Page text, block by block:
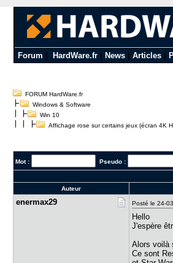
Forum HardWare.fr| News| Articles|
FORUM HardWare.fr
Windows & Software
Win 10
Affichage rose sur certains jeux (écran 4K
Mot : Pseudo :
Auteur
enermax29 Posté le 24-
Hello
J'espère
Alors voilà
Ce sont